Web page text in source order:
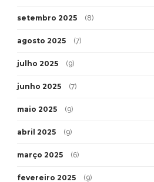
setembro 2025 (8)
agosto 2025 (7)
julho 2025 (9)
junho 2025 (7)
maio 2025 (9)
abril 2025 (9)
março 2025 (6)
fevereiro 2025 (9)